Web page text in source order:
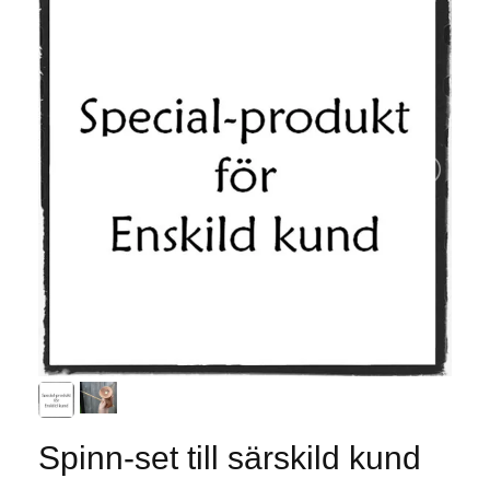
Spinn-set till särskild kund